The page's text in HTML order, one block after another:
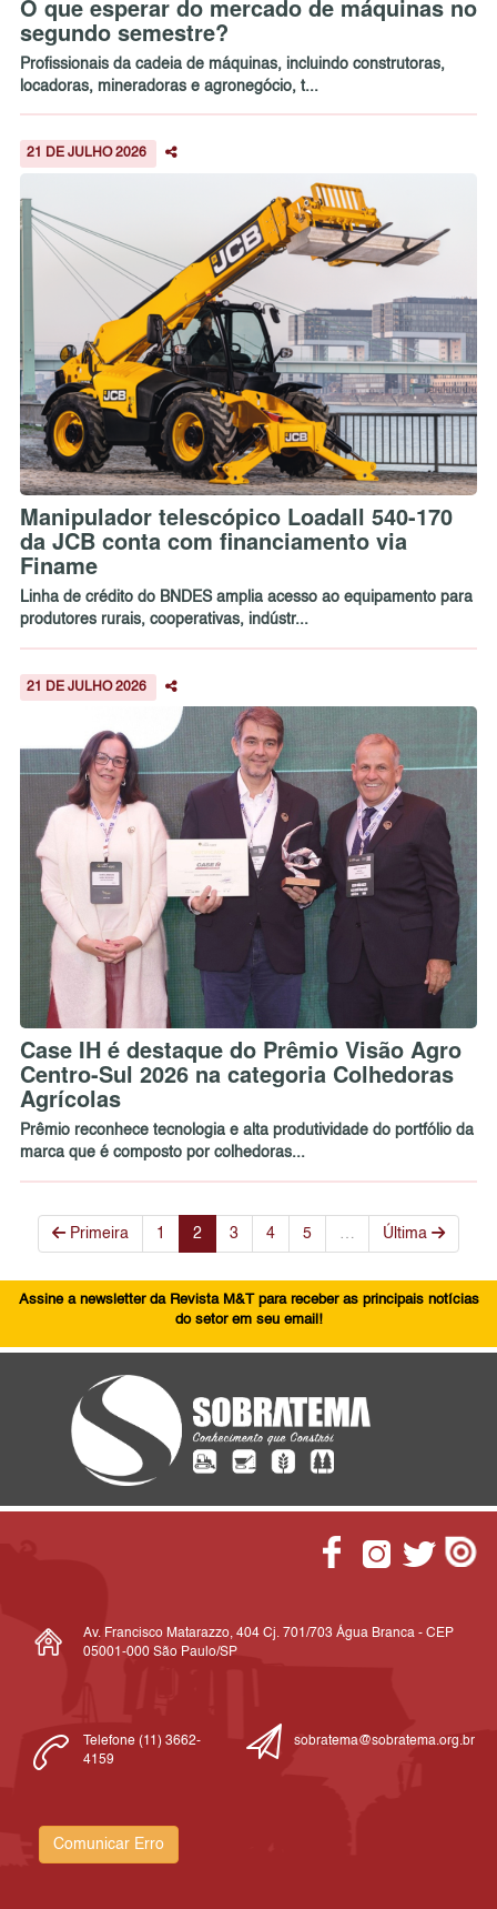
O que esperar do mercado de máquinas no
segundo semestre?
Profissionais da cadeia de máquinas, incluindo construtoras,
locadoras, mineradoras e agronegócio, t...
21 DE JULHO 2026
Manipulador telescópico Loadall 540-170
da JCB conta com financiamento via
Finame
Linha de crédito do BNDES amplia acesso ao equipamento para
produtores rurais, cooperativas, indústr...
21 DE JULHO 2026
Case IH é destaque do Prêmio Visão Agro
Centro-Sul 2026 na categoria Colhedoras
Agrícolas
Prêmio reconhece tecnologia e alta produtividade do portfólio da
marca que é composto por colhedoras...
Primeira 1 2 3 4 5 Última
Assine a newsletter da Revista M&T para receber as principais notícias
do setor em seu email!
Av. Francisco Matarazzo, 404 Cj. 701/703 Água Branca - CEP
05001-000 São Paulo/SP
Telefone (11) 3662-
4159
sobratema@sobratema.org.br
Comunicar Erro